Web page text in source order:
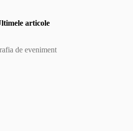
articole
de eveniment